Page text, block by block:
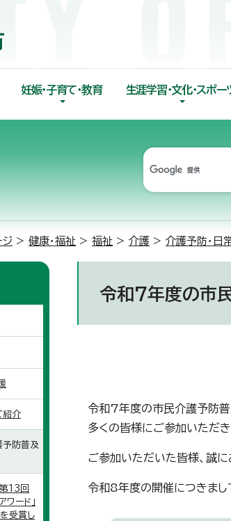
妊娠・子育て・教育 生涯学習・文化・スポー
ジ > 健康・福祉 > 福祉 > 介護 > 介護予防・日
令和7年度の市
令和7年度の市民介護予防普
多くの皆様にご参加いただき
ご参加いただいた皆様、誠
令和8年度の開催につきまし
紹介
防普及
13回
ード」
受賞し